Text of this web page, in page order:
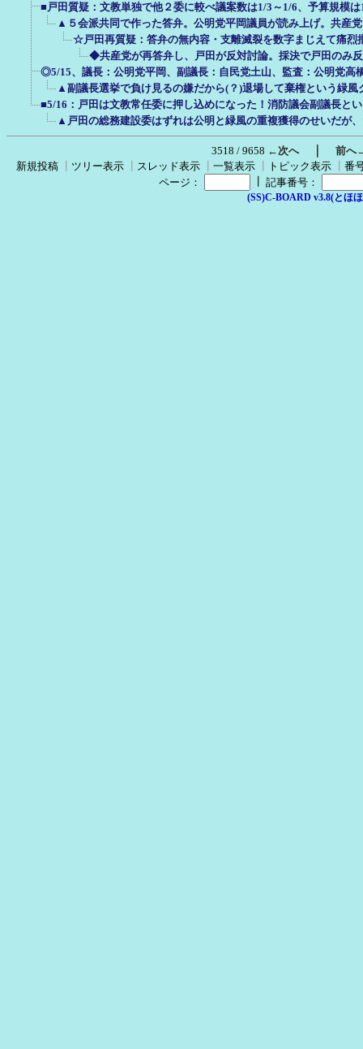
■戸田質疑：文教単独で他２委に較べ議案数は1/3～1/6、予算規模
▲５会派共同で作った答弁。公明党平岡議員が読み上げ。共産
☆戸田再質疑：答弁の無内容・支離滅裂を数字まじえて痛烈
◆共産党が再答弁し、戸田が反対討論。採決で戸田のみ
◎5/15、議長：公明党平岡、副議長：自民党土山、監査：公明党高
▲副議長選挙で負け見るの嫌だから(？)退場して棄権という緑風
■5/16：戸田は文教常任委に押し込めになった！消防議会副議長と
▲戸田の総務建設委はずれは公明と緑風の重複獲得のせいだが
3518 / 9658 ←次へ｜ 前へ
新規投稿
ツリー表示 スレッド表示 一覧表示 トピック表示
番
ページ：
記事番号：
(SS)C-BOARD v3.8(とほ